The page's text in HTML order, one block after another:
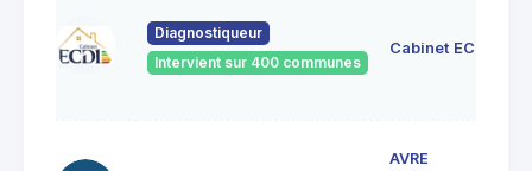
Diagnostiqueur
Intervient sur 400 communes
Cabinet ECDI
AVRE